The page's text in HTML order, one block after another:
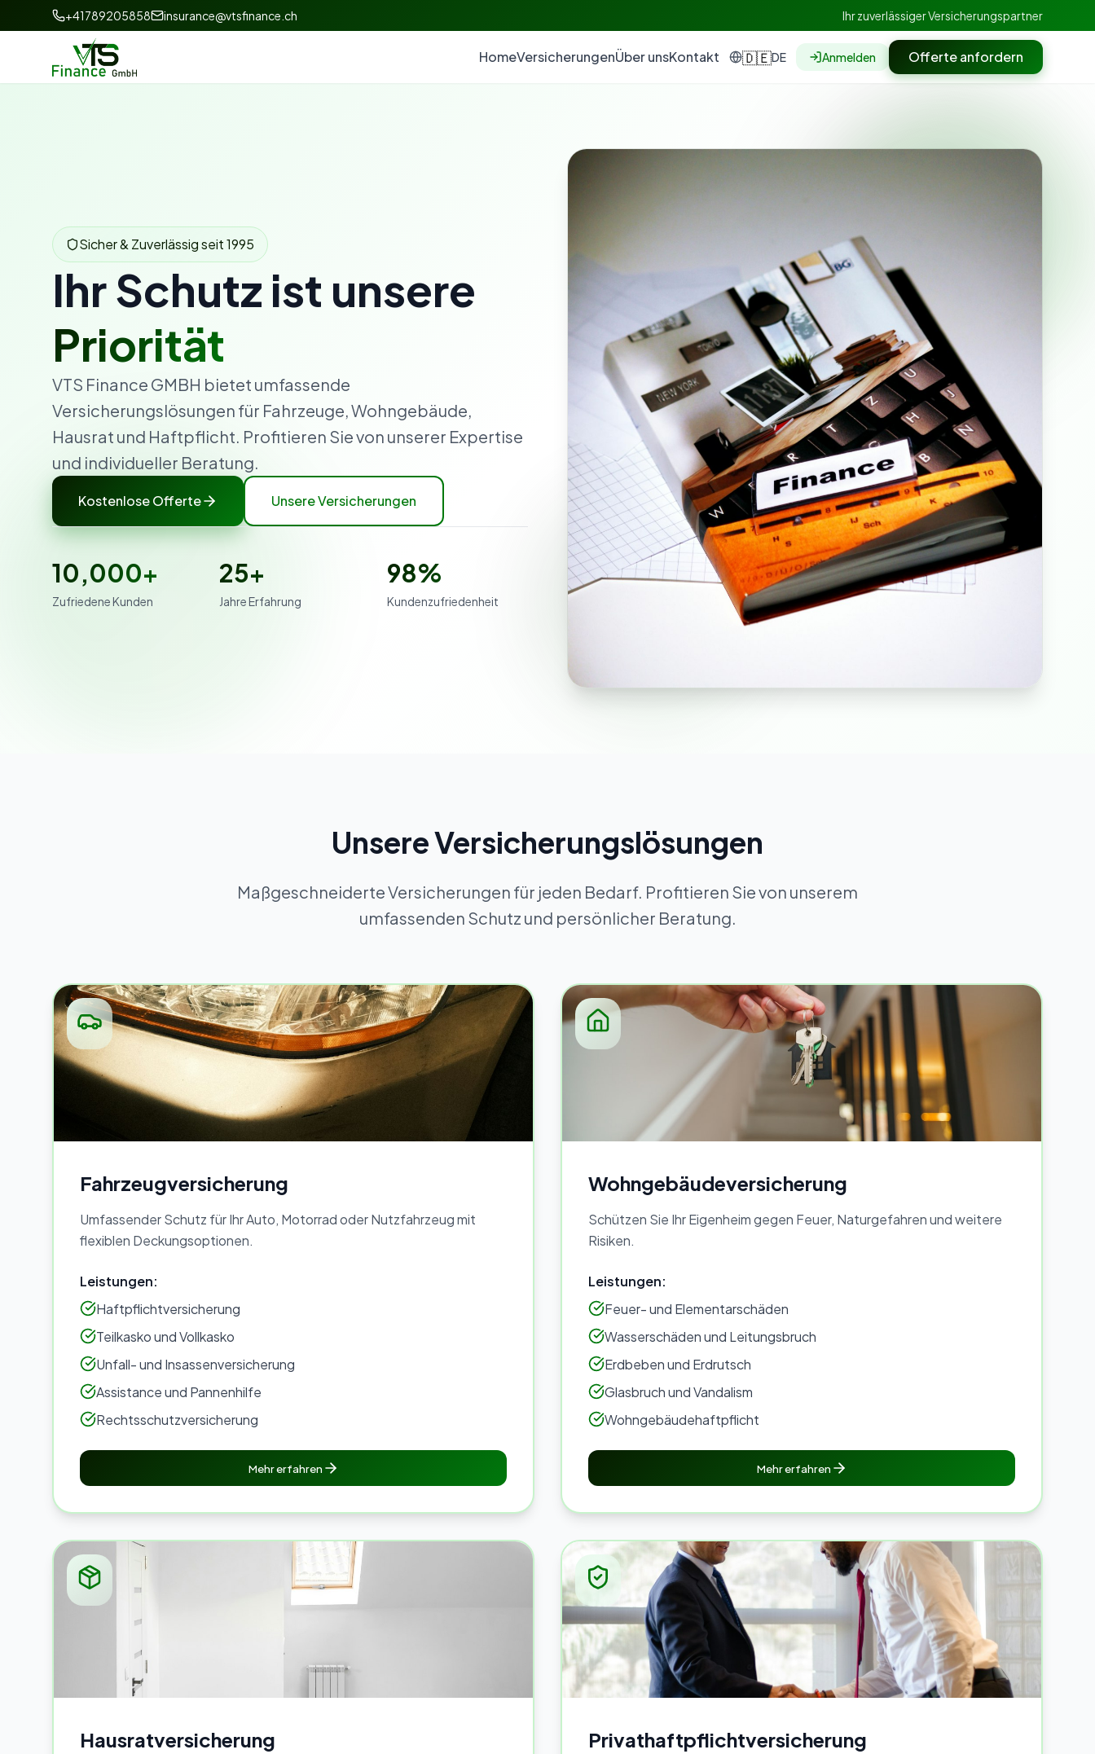
+41789205858 insurance@vtsfinance.ch Ihr zuverlässiger Versicherungspartner
HomeVersicherungenÜber unsKontakt 🇩🇪DE Anmelden Offerte anfordern
Sicher & Zuverlässig seit 1995
Ihr Schutz ist unsere
Priorität
VTS Finance GMBH bietet umfassende
Versicherungslösungen für Fahrzeuge, Wohngebäude,
Hausrat und Haftpflicht. Profitieren Sie von unserer Expertise
und individueller Beratung.
Kostenlose Offerte Unsere Versicherungen
10,000+
Zufriedene Kunden
25+
Jahre Erfahrung
98%
Kundenzufriedenheit
Unsere Versicherungslösungen
Maßgeschneiderte Versicherungen für jeden Bedarf. Profitieren Sie von unserem
umfassenden Schutz und persönlicher Beratung.
Fahrzeugversicherung
Umfassender Schutz für Ihr Auto, Motorrad oder Nutzfahrzeug mit
flexiblen Deckungsoptionen.
Leistungen:
Haftpflichtversicherung
Teilkasko und Vollkasko
Unfall- und Insassenversicherung
Assistance und Pannenhilfe
Rechtsschutzversicherung
Mehr erfahren
Wohngebäudeversicherung
Schützen Sie Ihr Eigenheim gegen Feuer, Naturgefahren und weitere
Risiken.
Leistungen:
Feuer- und Elementarschäden
Wasserschäden und Leitungsbruch
Erdbeben und Erdrutsch
Glasbruch und Vandalism
Wohngebäudehaftpflicht
Mehr erfahren
Hausratversicherung Privathaftpflichtversicherung